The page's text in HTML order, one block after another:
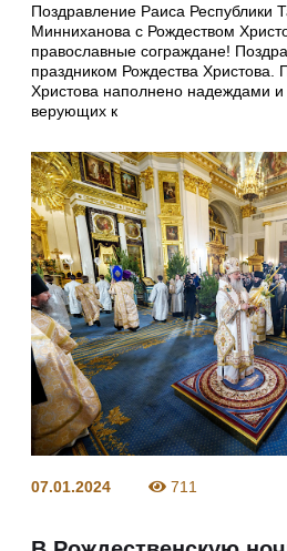
Поздравление Раиса Республики
Минниханова с Рождеством
православные сограждане!
праздником Рождества Христова.
Христова наполнено надеждами
верующих к
07.01.2024 711